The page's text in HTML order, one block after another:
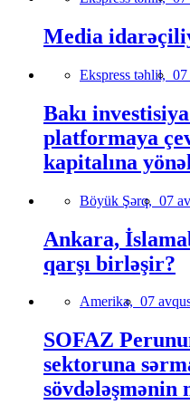
Media
Ekspress təhlil, 07
Bakı
platformaya
kapitalına
Böyük Şərq, 07
Ankara,
qarşı birləşir?
Amerika, 07
SOFAZ
sektoruna
sövdələşmənin